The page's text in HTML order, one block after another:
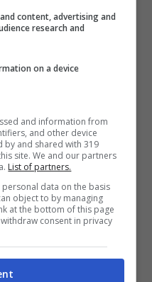
content, advertising and
research and
on a device
and information from
and other device
by and shared with 319
site. We and our partners
List of partners.
data on the basis
object to by managing
at the bottom of this page
consent in privacy